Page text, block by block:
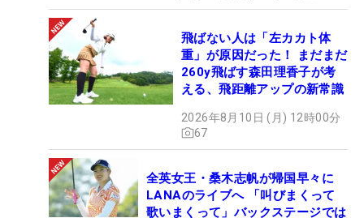
飛ばない人は「左カカト体
重」が原因だった！ まだまだ
260y飛ばす森田理香子が考
える、飛距離アップの新常識
2026年8月10日 (月) 12時00分
67
全英女王・桑木志帆が帰国早々に
LANAのライブへ 「叫びまくって
歌いまくって」バックステージでは